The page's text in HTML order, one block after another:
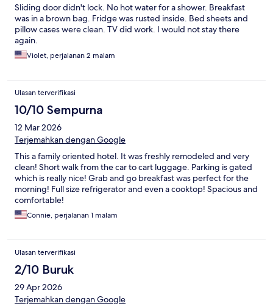
Sliding door didn't lock. No hot water for a shower. Breakfast
was in a brown bag. Fridge was rusted inside. Bed sheets and
pillow cases were clean. TV did work. I would not stay there
again.
Violet, perjalanan 2 malam
Ulasan terverifikasi
10/10 Sempurna
12 Mar 2026
Terjemahkan dengan Google
This a family oriented hotel. It was freshly remodeled and very
clean! Short walk from the car to cart luggage. Parking is gated
which is really nice! Grab and go breakfast was perfect for the
morning! Full size refrigerator and even a cooktop! Spacious and
comfortable!
Connie, perjalanan 1 malam
Ulasan terverifikasi
2/10 Buruk
29 Apr 2026
Terjemahkan dengan Google